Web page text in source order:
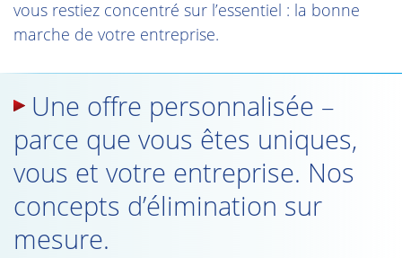
vous restiez concentré sur l’essentiel : la bonne
marche de votre entreprise.
Une offre personnalisée –
parce que vous êtes uniques,
vous et votre entreprise. Nos
concepts d’élimination sur
mesure.